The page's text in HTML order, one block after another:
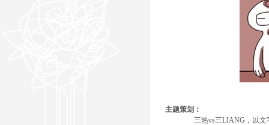
主题策划：
三热vs三LIANG，以